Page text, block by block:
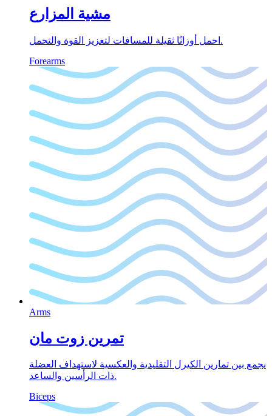
مشية المزارع
احمل أوزانًا ثقيلة للمسافات لتعزيز القوة والتحمل.
Forearms
Arms
تمرين زوت مان
يجمع بين تمارين الكيرل التقليدية والعكسية لاستهداف العضلة
ذات الرأسين والساعد.
Biceps